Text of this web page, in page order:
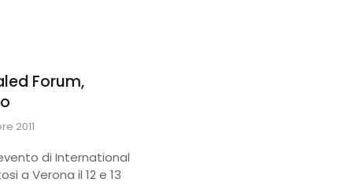
Forum,
2011
di International
a Verona il 12 e 13